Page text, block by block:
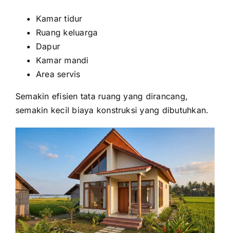
Kamar tidur
Ruang keluarga
Dapur
Kamar mandi
Area servis
Semakin efisien tata ruang yang dirancang,
semakin kecil biaya konstruksi yang dibutuhkan.